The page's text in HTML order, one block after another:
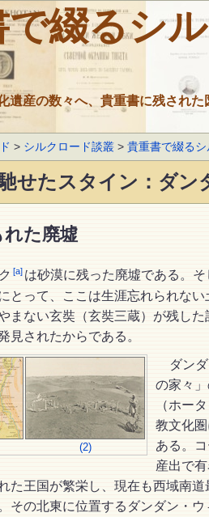
で綴るシ
遺産の数々へ、貴重書に残された
> シルクロード談叢 >貴重書で綴るシ
せたスタイン：ダン
れた廃墟
[a] は砂漠に残った廃墟である。
とって、ここは生涯忘れられない
まない玄奘（玄奘三蔵）が残し
見されたからである。
(2)
ダン
の家々
（ホー
教文化
ある。
産出で
た王国が繁栄し、現在も西域南道
その北東に位置するダンダン・